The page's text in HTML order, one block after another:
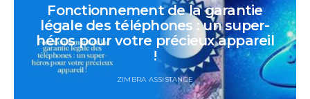
Fonctionnement de la garantie
légale des téléphones : un super-
héros pour votre précieux appareil
!
ZIMBRA ASSISTANCE